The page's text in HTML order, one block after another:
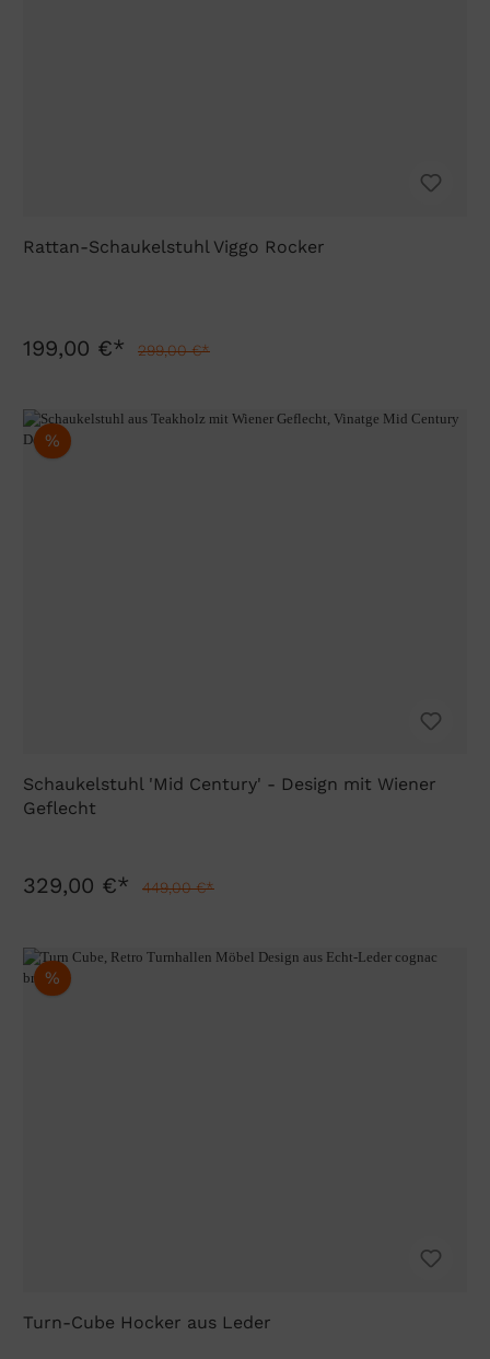
Rattan-Schaukelstuhl Viggo Rocker
199,00 €* 299,00 €*
%
Schaukelstuhl 'Mid Century' - Design mit Wiener
Geflecht
329,00 €* 449,00 €*
%
Turn-Cube Hocker aus Leder